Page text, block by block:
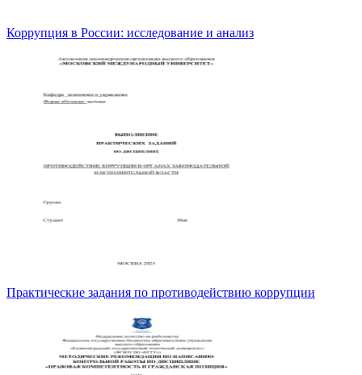
Коррупция в России: исследование и анализ
Практические задания по противодействию коррупции